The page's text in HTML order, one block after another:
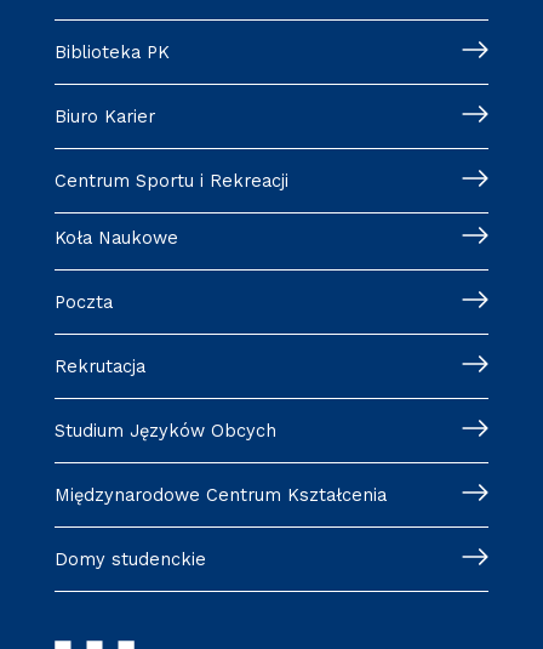
Biblioteka PK
Biuro Karier
Centrum Sportu i Rekreacji
Koła Naukowe
Poczta
Rekrutacja
Studium Języków Obcych
Międzynarodowe Centrum Kształcenia
Domy studenckie